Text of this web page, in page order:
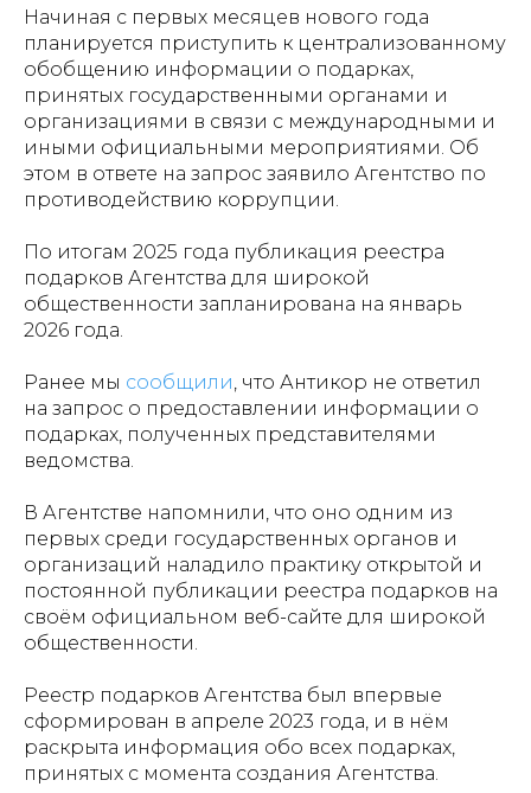
Начиная с первых месяцев нового года
планируется приступить к централизованному
обобщению информации о подарках,
принятых государственными органами и
организациями в связи с международными и
иными официальными мероприятиями. Об
этом в ответе на запрос заявило Агентство по
противодействию коррупции.
По итогам 2025 года публикация реестра
подарков Агентства для широкой
общественности запланирована на январь
2026 года.
Ранее мы сообщили , что Антикор не ответил
на запрос о предоставлении информации о
подарках, полученных представителями
ведомства.
В Агентстве напомнили, что оно одним из
первых среди государственных органов и
организаций наладило практику открытой и
постоянной публикации реестра подарков на
своём официальном веб-сайте для широкой
общественности.
Реестр подарков Агентства был впервые
сформирован в апреле 2023 года, и в нём
раскрыта информация обо всех подарках,
принятых с момента создания Агентства.